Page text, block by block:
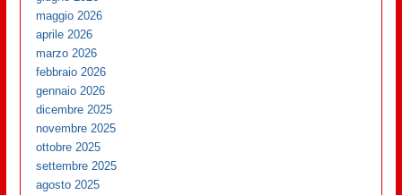
maggio 2026
aprile 2026
marzo 2026
febbraio 2026
gennaio 2026
dicembre 2025
novembre 2025
ottobre 2025
settembre 2025
agosto 2025